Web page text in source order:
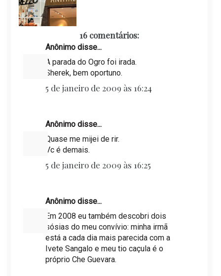
16 comentários:
Anônimo disse...
A parada do Ogro foi irada.
Sherek, bem oportuno.
5 de janeiro de 2009 às 16:24
Anônimo disse...
Quase me mijei de rir.
Vc é demais.
5 de janeiro de 2009 às 16:25
Anônimo disse...
Em 2008 eu também descobri dois
sósias do meu convívio: minha irmã
está a cada dia mais parecida com a
Ivete Sangalo e meu tio caçula é o
próprio Che Guevara.